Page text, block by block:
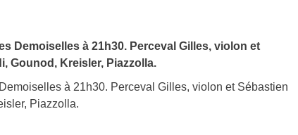
Demoiselles à 21h30. Perceval Gilles, violon et
Gounod, Kreisler, Piazzolla.
à 21h30. Perceval Gilles, violon et Sébastien
Piazzolla.